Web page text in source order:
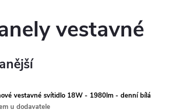
vestavné
vestavné svítidlo 18W - 1980lm - denní bílá
u dodavatele